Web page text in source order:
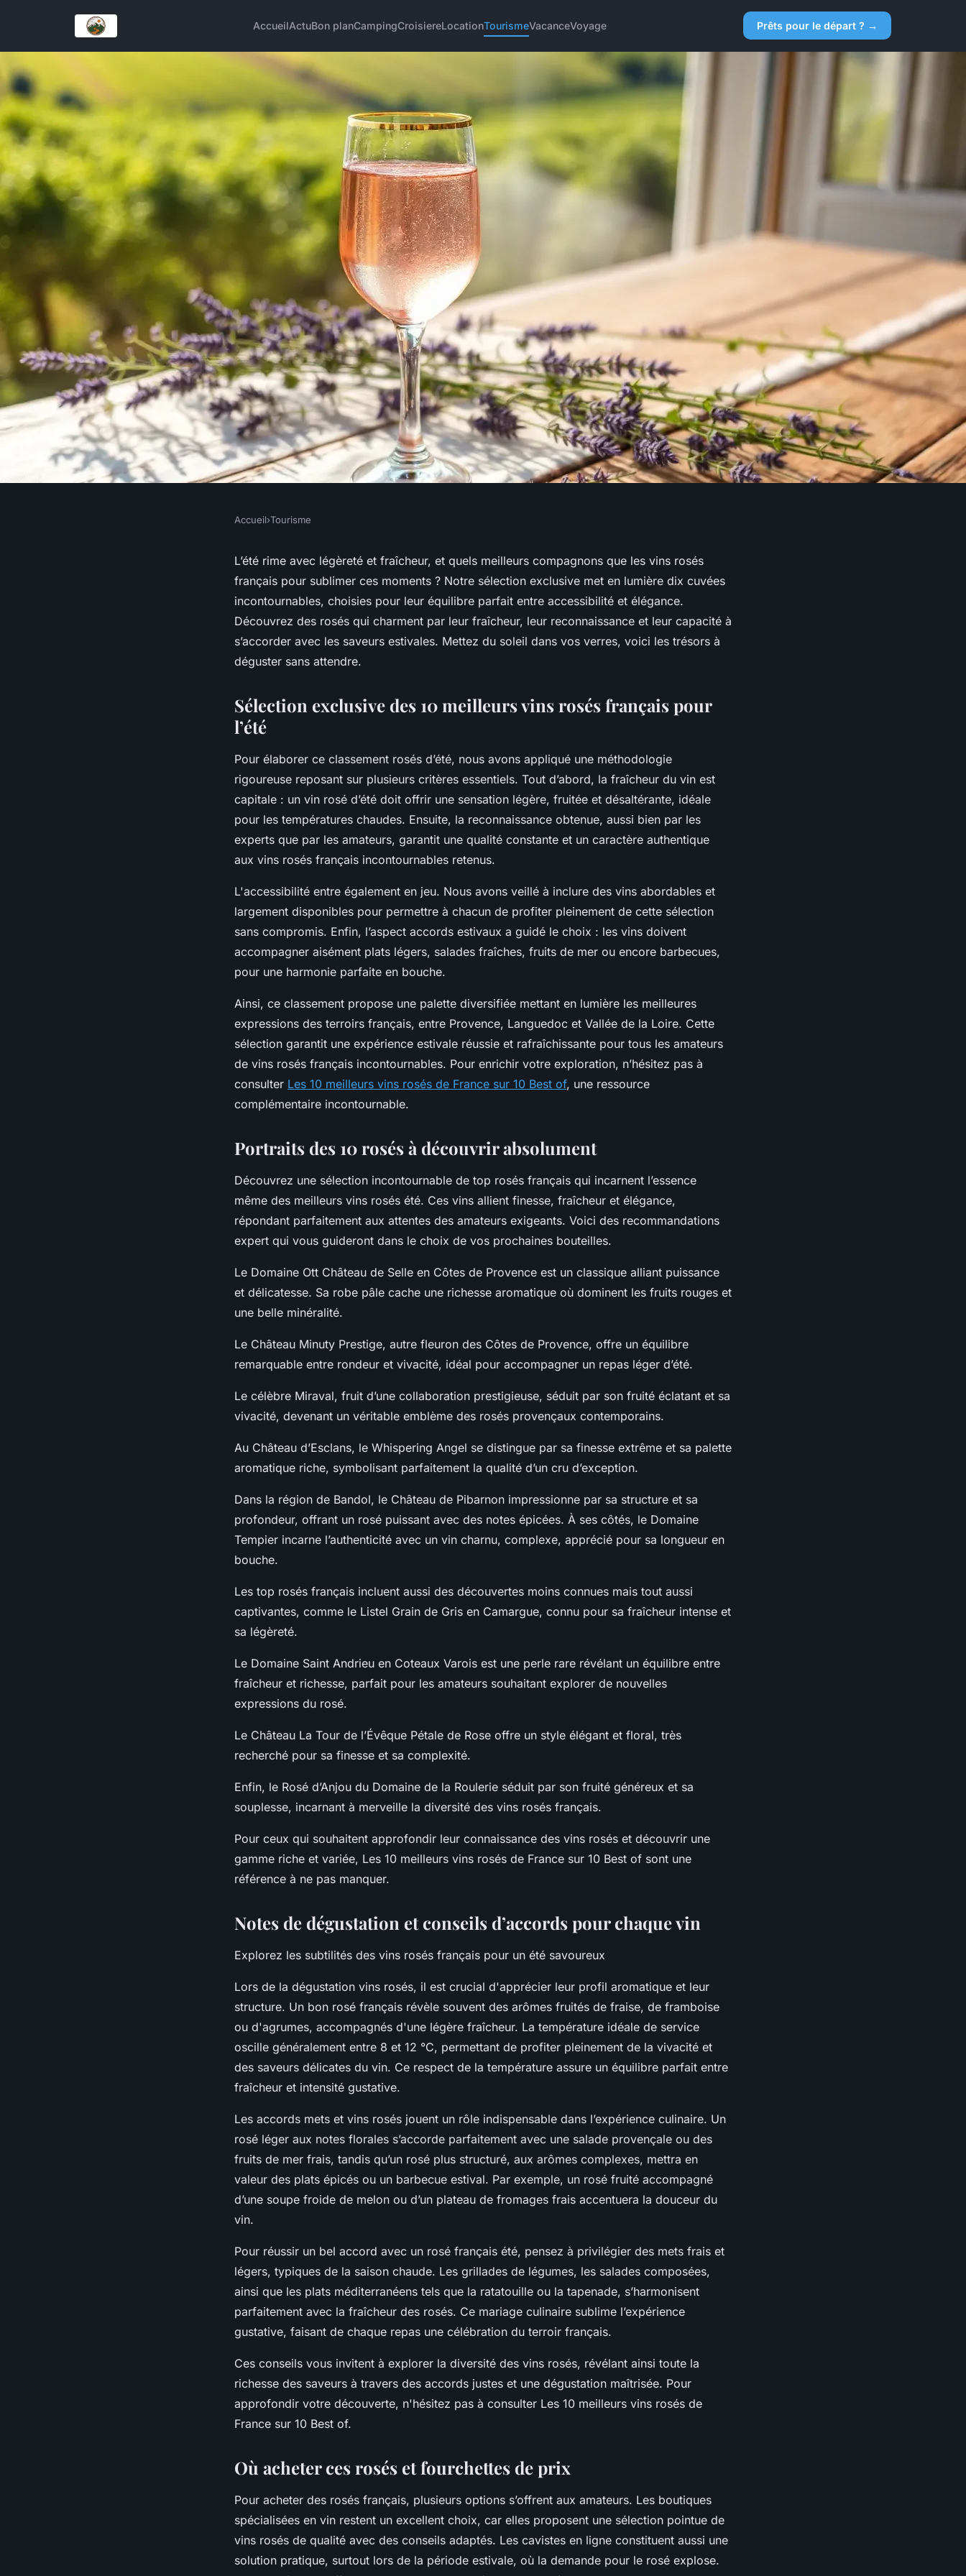
AccueilActuBon planCampingCroisiereLocationTourismeVacanceVoyage Prêts pour le départ ? →
Top 10 rosé wines from france you
must try this summer
Accueil›Tourisme
L’été rime avec légèreté et fraîcheur, et quels meilleurs compagnons que les vins rosés
français pour sublimer ces moments ? Notre sélection exclusive met en lumière dix cuvées
incontournables, choisies pour leur équilibre parfait entre accessibilité et élégance.
Découvrez des rosés qui charment par leur fraîcheur, leur reconnaissance et leur capacité à
s’accorder avec les saveurs estivales. Mettez du soleil dans vos verres, voici les trésors à
déguster sans attendre.
Sélection exclusive des 10 meilleurs vins rosés français pour
l’été
Pour élaborer ce classement rosés d’été, nous avons appliqué une méthodologie
rigoureuse reposant sur plusieurs critères essentiels. Tout d’abord, la fraîcheur du vin est
capitale : un vin rosé d’été doit offrir une sensation légère, fruitée et désaltérante, idéale
pour les températures chaudes. Ensuite, la reconnaissance obtenue, aussi bien par les
experts que par les amateurs, garantit une qualité constante et un caractère authentique
aux vins rosés français incontournables retenus.
L'accessibilité entre également en jeu. Nous avons veillé à inclure des vins abordables et
largement disponibles pour permettre à chacun de profiter pleinement de cette sélection
sans compromis. Enfin, l’aspect accords estivaux a guidé le choix : les vins doivent
accompagner aisément plats légers, salades fraîches, fruits de mer ou encore barbecues,
pour une harmonie parfaite en bouche.
Ainsi, ce classement propose une palette diversifiée mettant en lumière les meilleures
expressions des terroirs français, entre Provence, Languedoc et Vallée de la Loire. Cette
sélection garantit une expérience estivale réussie et rafraîchissante pour tous les amateurs
de vins rosés français incontournables. Pour enrichir votre exploration, n’hésitez pas à
consulter Les 10 meilleurs vins rosés de France sur 10 Best of, une ressource
complémentaire incontournable.
Portraits des 10 rosés à découvrir absolument
Découvrez une sélection incontournable de top rosés français qui incarnent l’essence
même des meilleurs vins rosés été. Ces vins allient finesse, fraîcheur et élégance,
répondant parfaitement aux attentes des amateurs exigeants. Voici des recommandations
expert qui vous guideront dans le choix de vos prochaines bouteilles.
Le Domaine Ott Château de Selle en Côtes de Provence est un classique alliant puissance
et délicatesse. Sa robe pâle cache une richesse aromatique où dominent les fruits rouges et
une belle minéralité.
Le Château Minuty Prestige, autre fleuron des Côtes de Provence, offre un équilibre
remarquable entre rondeur et vivacité, idéal pour accompagner un repas léger d’été.
Le célèbre Miraval, fruit d’une collaboration prestigieuse, séduit par son fruité éclatant et sa
vivacité, devenant un véritable emblème des rosés provençaux contemporains.
Au Château d’Esclans, le Whispering Angel se distingue par sa finesse extrême et sa palette
aromatique riche, symbolisant parfaitement la qualité d’un cru d’exception.
Dans la région de Bandol, le Château de Pibarnon impressionne par sa structure et sa
profondeur, offrant un rosé puissant avec des notes épicées. À ses côtés, le Domaine
Tempier incarne l’authenticité avec un vin charnu, complexe, apprécié pour sa longueur en
bouche.
Les top rosés français incluent aussi des découvertes moins connues mais tout aussi
captivantes, comme le Listel Grain de Gris en Camargue, connu pour sa fraîcheur intense et
sa légèreté.
Le Domaine Saint Andrieu en Coteaux Varois est une perle rare révélant un équilibre entre
fraîcheur et richesse, parfait pour les amateurs souhaitant explorer de nouvelles
expressions du rosé.
Le Château La Tour de l’Évêque Pétale de Rose offre un style élégant et floral, très
recherché pour sa finesse et sa complexité.
Enfin, le Rosé d’Anjou du Domaine de la Roulerie séduit par son fruité généreux et sa
souplesse, incarnant à merveille la diversité des vins rosés français.
Pour ceux qui souhaitent approfondir leur connaissance des vins rosés et découvrir une
gamme riche et variée, Les 10 meilleurs vins rosés de France sur 10 Best of sont une
référence à ne pas manquer.
Notes de dégustation et conseils d’accords pour chaque vin
Explorez les subtilités des vins rosés français pour un été savoureux
Lors de la dégustation vins rosés, il est crucial d'apprécier leur profil aromatique et leur
structure. Un bon rosé français révèle souvent des arômes fruités de fraise, de framboise
ou d'agrumes, accompagnés d'une légère fraîcheur. La température idéale de service
oscille généralement entre 8 et 12 °C, permettant de profiter pleinement de la vivacité et
des saveurs délicates du vin. Ce respect de la température assure un équilibre parfait entre
fraîcheur et intensité gustative.
Les accords mets et vins rosés jouent un rôle indispensable dans l’expérience culinaire. Un
rosé léger aux notes florales s’accorde parfaitement avec une salade provençale ou des
fruits de mer frais, tandis qu’un rosé plus structuré, aux arômes complexes, mettra en
valeur des plats épicés ou un barbecue estival. Par exemple, un rosé fruité accompagné
d’une soupe froide de melon ou d’un plateau de fromages frais accentuera la douceur du
vin.
Pour réussir un bel accord avec un rosé français été, pensez à privilégier des mets frais et
légers, typiques de la saison chaude. Les grillades de légumes, les salades composées,
ainsi que les plats méditerranéens tels que la ratatouille ou la tapenade, s’harmonisent
parfaitement avec la fraîcheur des rosés. Ce mariage culinaire sublime l’expérience
gustative, faisant de chaque repas une célébration du terroir français.
Ces conseils vous invitent à explorer la diversité des vins rosés, révélant ainsi toute la
richesse des saveurs à travers des accords justes et une dégustation maîtrisée. Pour
approfondir votre découverte, n'hésitez pas à consulter Les 10 meilleurs vins rosés de
France sur 10 Best of.
Où acheter ces rosés et fourchettes de prix
Pour acheter des rosés français, plusieurs options s’offrent aux amateurs. Les boutiques
spécialisées en vin restent un excellent choix, car elles proposent une sélection pointue de
vins rosés de qualité avec des conseils adaptés. Les cavistes en ligne constituent aussi une
solution pratique, surtout lors de la période estivale, où la demande pour le rosé explose.